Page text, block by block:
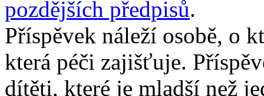
pozdějších předpisů.
Příspěvek náleží osobě, o
která péči zajišťuje.
dítěti, které je mladší než